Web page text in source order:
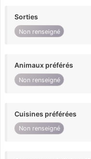
Sorties
Non renseigné
Animaux préférés
Non renseigné
Cuisines préférées
Non renseigné